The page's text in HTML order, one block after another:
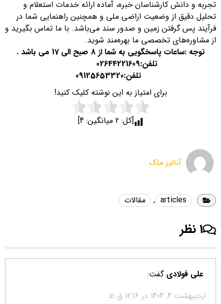
تجربه و دانش کارشناسان خبره، آماده ارائه خدمات استعلام و
تحلیل دقیق از وضعیت اراضی ملی و همچنین راهنمایی شما در
فرآیند پس گرفتن زمین و صدور سند می‌باشد. با ما تماس بگیرید و
از مشاوره‌های تخصصی ما بهره‌مند شوید.
توجه :ساعات پاسخگویی به شما از 8 صبح الی 17 می باشد .
تلفن:02644221609
تلفن:09125653320
برای امتیاز به این نوشته کلیک کنید!
[کل:2 میانگین:4
]
آنالیز ملک
articles
, مقالات
1 نظر
علی فولادی گفت:
اردیبهشت 4, 1404 در 12:16 ق.ظ